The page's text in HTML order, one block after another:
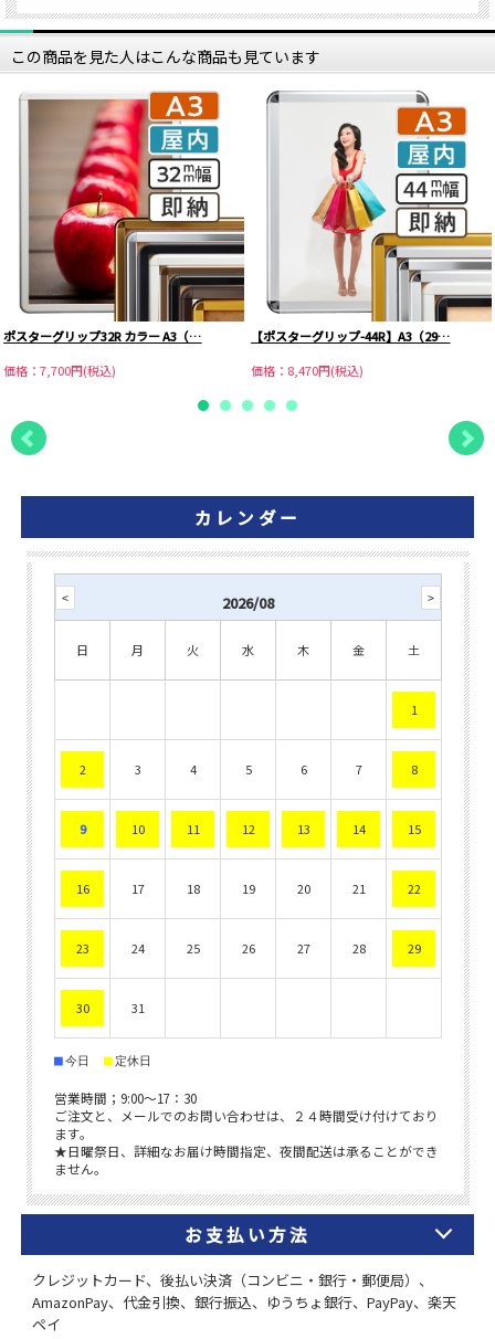
この商品を見た人はこんな商品も見ています
ポスターグリップ32R カラー A3（…
価格：7,700円(税込)
【ポスターグリップ-44R】A3（29…
価格：8,470円(税込)
カレンダー
お支払い方法
クレジットカード、後払い決済（コンビニ・銀行・郵便局）、
AmazonPay、代金引換、銀行振込、ゆうちょ銀行、PayPay、楽天
ペイ